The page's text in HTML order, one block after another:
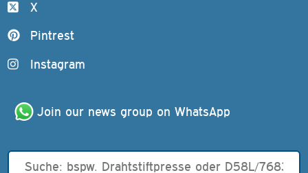
X
Pintrest
Instagram
Join our news group on WhatsApp